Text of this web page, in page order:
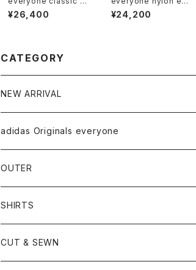
utton down shirt (S
AX)
¥26,400
y shorts (NAVY)
¥24,200
CATEGORY
NEW ARRIVAL
adidas Originals everyone
OUTER
SHIRTS
CUT & SEWN